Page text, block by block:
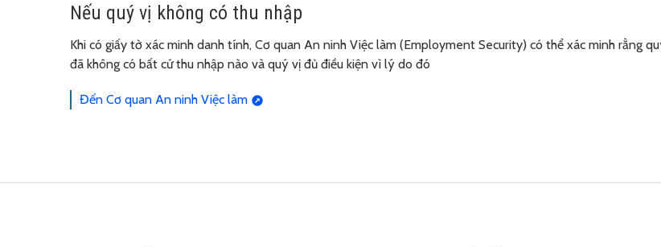
Nếu quý vị không có thu nhập
Khi có giấy tờ xác minh danh tính, Cơ quan An ninh Việc làm (Employment Security) có thể xác minh rằng
đã không có bất cứ thu nhập nào và quý vị đủ điều kiện vì lý do đó
Đến Cơ quan An ninh Việc làm